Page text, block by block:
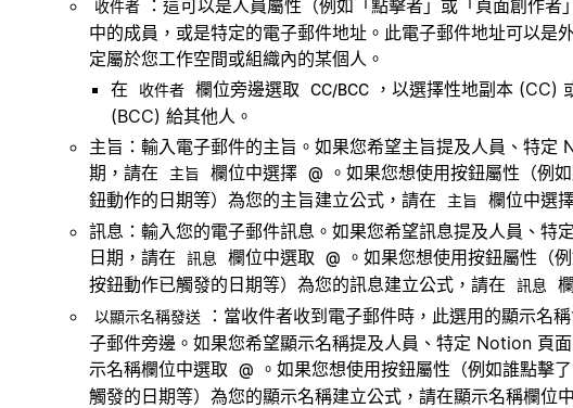
收件者
：這可以是人員屬性（例如「點擊者」或「頁面創作者
中的成員，或是特定的電子郵件地址。此電子郵件地址可以
定屬於您工作空間或組織內的某個人。
在
收件者 欄位旁邊選取 CC/BCC
，以選擇性地副本 (CC)
(BCC) 給其他人。
主旨：輸入電子郵件的主旨。如果您希望主旨提及人員、特定
期，請在
主旨 欄位中選擇 @
。如果您想使用按鈕屬性（例
鈕動作的日期等）為您的主旨建立公式，請在
主旨 欄位中選
訊息：輸入您的電子郵件訊息。如果您希望訊息提及人員、特
日期，請在
訊息 欄位中選取 @
。如果您想使用按鈕屬性（
按鈕動作已觸發的日期等）為您的訊息建立公式，請在
訊息
以顯示名稱發送
：當收件者收到電子郵件時，此選用的顯示名
子郵件旁邊。如果您希望顯示名稱提及人員、特定 Notion 頁
示名稱欄位中選取
@
。如果您想使用按鈕屬性（例如誰點擊
觸發的日期等）為您的顯示名稱建立公式，請在顯示名稱欄位